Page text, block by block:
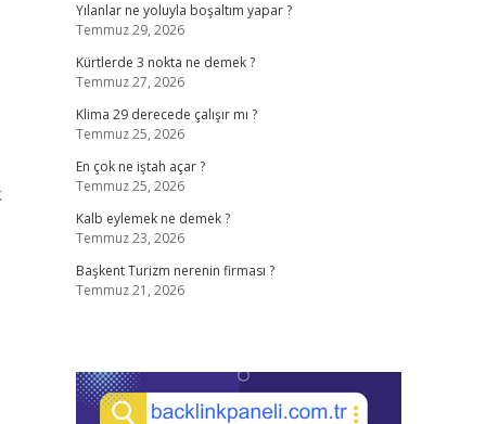
Yılanlar ne yoluyla boşaltım yapar ?
Temmuz 29, 2026
Kürtlerde 3 nokta ne demek ?
Temmuz 27, 2026
Klima 29 derecede çalışır mı ?
Temmuz 25, 2026
En çok ne iştah açar ?
Temmuz 25, 2026
Kalb eylemek ne demek ?
Temmuz 23, 2026
Başkent Turizm nerenin firması ?
Temmuz 21, 2026